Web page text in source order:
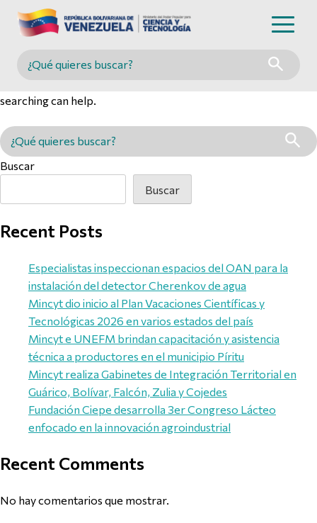
Buscar en MINCYT
searching can help.
Buscar en MINCYT
Buscar
Buscar
Recent Posts
Especialistas inspeccionan espacios del OAN para la
instalación del detector Cherenkov de agua
Mincyt dio inicio al Plan Vacaciones Científicas y
Tecnológicas 2026 en varios estados del país
Mincyt e UNEFM brindan capacitación y asistencia
técnica a productores en el municipio Píritu
Mincyt realiza Gabinetes de Integración Territorial en
Guárico, Bolívar, Falcón, Zulia y Cojedes
Fundación Ciepe desarrolla 3er Congreso Lácteo
enfocado en la innovación agroindustrial
Recent Comments
No hay comentarios que mostrar.